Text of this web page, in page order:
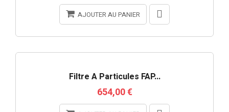
AJOUTER AU PANIER
Filtre À Particules FAP...
654,00 €